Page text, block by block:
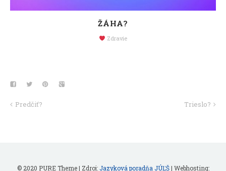
ŽÁHA?
Zdravie
Predčiť? Trieslo?
© 2020 PURE Theme | Zdroj: Jazyková poradňa JÚĽŠ| Webhosting: